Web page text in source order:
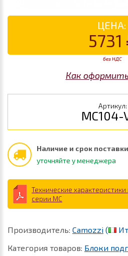
ЦЕНА:
5731
без НДС
Как
Артикул:
MC104-
Наличие и срок
уточняйте у менеджера
Технические характеристики
серии MC
Производитель: Camozzi (
Категория товаров: Блоки